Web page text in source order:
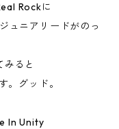
Rockに
ュニアリードがのっ
ると
。グッド。
In Unity